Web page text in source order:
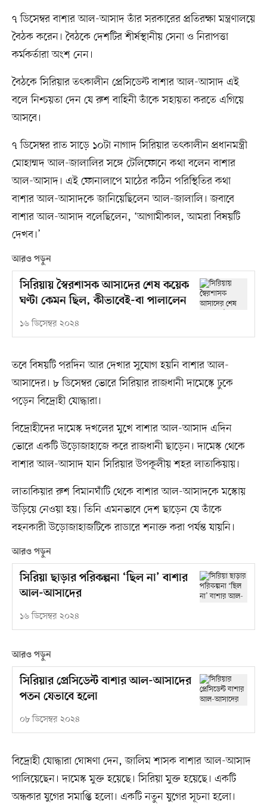
৭ ডিসেম্বর বাশার আল-আসাদ তাঁর সরকারের প্রতিরক্ষা মন্ত্রণালয়ে
বৈঠক করেন। বৈঠকে দেশটির শীর্ষস্থানীয় সেনা ও নিরাপত্তা
কর্মকর্তারা অংশ নেন।
বৈঠকে সিরিয়ার তৎকালীন প্রেসিডেন্ট বাশার আল-আসাদ এই
বলে নিশ্চয়তা দেন যে রুশ বাহিনী তাঁকে সহায়তা করতে এগিয়ে
আসবে।
৭ ডিসেম্বর রাত সাড়ে ১০টা নাগাদ সিরিয়ার তৎকালীন প্রধানমন্ত্রী
মোহাম্মদ আল-জালালির সঙ্গে টেলিফোনে কথা বলেন বাশার
আল-আসাদ। এই ফোনালাপে মাঠের কঠিন পরিস্থিতির কথা
বাশার আল-আসাদকে জানিয়েছিলেন আল-জালালি। জবাবে
বাশার আল-আসাদ বলেছিলেন, ‘আগামীকাল, আমরা বিষয়টি
দেখব।’
আরও পড়ুন
সিরিয়ায় স্বৈরশাসক আসাদের শেষ কয়েক
ঘণ্টা কেমন ছিল, কীভাবেই-বা পালালেন
১৬ ডিসেম্বর ২০২৪
তবে বিষয়টি পরদিন আর দেখার সুযোগ হয়নি বাশার আল-
আসাদের। ৮ ডিসেম্বর ভোরে সিরিয়ার রাজধানী দামেস্কে ঢুকে
পড়েন বিদ্রোহী যোদ্ধারা।
বিদ্রোহীদের দামেস্ক দখলের মুখে বাশার আল-আসাদ এদিন
ভোরে একটি উড়োজাহাজে করে রাজধানী ছাড়েন। দামেস্ক থেকে
বাশার আল-আসাদ যান সিরিয়ার উপকূলীয় শহর লাতাকিয়ায়।
লাতাকিয়ার রুশ বিমানঘাঁটি থেকে বাশার আল-আসাদকে মস্কোয়
উড়িয়ে নেওয়া হয়। তিনি এমনভাবে দেশ ছাড়েন যে তাঁকে
বহনকারী উড়োজাহাজটিকে রাডারে শনাক্ত করা পর্যন্ত যায়নি।
আরও পড়ুন
সিরিয়া ছাড়ার পরিকল্পনা ‘ছিল না’ বাশার
আল-আসাদের
১৬ ডিসেম্বর ২০২৪
আরও পড়ুন
সিরিয়ার প্রেসিডেন্ট বাশার আল-আসাদের
পতন যেভাবে হলো
০৮ ডিসেম্বর ২০২৪
বিদ্রোহী যোদ্ধারা ঘোষণা দেন, জালিম শাসক বাশার আল-আসাদ
পালিয়েছেন। দামেস্ক মুক্ত হয়েছে। সিরিয়া মুক্ত হয়েছে। একটি
অন্ধকার যুগের সমাপ্তি হলো। একটি নতুন যুগের সূচনা হলো।